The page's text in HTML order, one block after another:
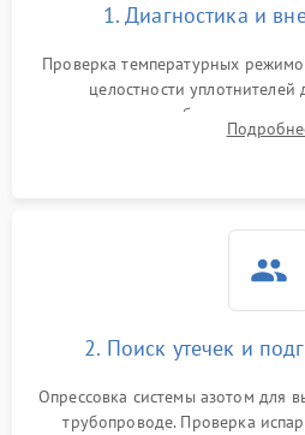
работе
2000
1000
1800 ₽
1. Диагностика и
Проверка температурных
целостности
сопротивления обмоток
считывание кодов ошибок с
2. Поиск утечек и
Опрессовка системы азотом для
трубопроводе. Проверка